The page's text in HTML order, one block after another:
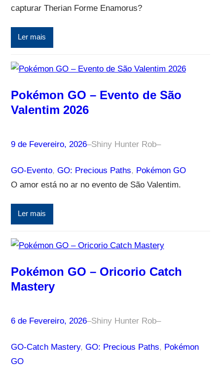
capturar Therian Forme Enamorus?
Ler mais
Pokémon GO – Evento de São
Valentim 2026
9 de Fevereiro, 2026–Shiny Hunter Rob–
GO-Evento, GO: Precious Paths, Pokémon GO
O amor está no ar no evento de São Valentim.
Ler mais
Pokémon GO – Oricorio Catch
Mastery
6 de Fevereiro, 2026–Shiny Hunter Rob–
GO-Catch Mastery, GO: Precious Paths, Pokémon
GO